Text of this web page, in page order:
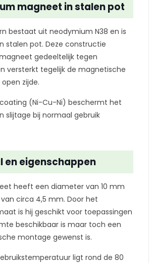
magneet in stalen pot
bestaat uit neodymium N38 en is
stalen pot. Deze constructie
gedeeltelijk tegen
versterkt tegelijk de magnetische
zijde.
(Ni-Cu-Ni) beschermt het
slijtage bij normaal gebruik
en eigenschappen
heeft een diameter van 10 mm
circa 4,5 mm. Door het
is hij geschikt voor toepassingen
beschikbaar is maar toch een
montage gewenst is.
ligt rond de 80